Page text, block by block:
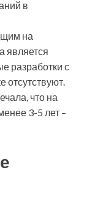
в
на
является
разработки с
отсутствуют.
что на
3-5 лет –